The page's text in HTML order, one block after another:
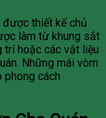
được thiết kế chủ
làm từ khung sắt
trí hoặc các vật liệu
Những mái vòm
phong cách